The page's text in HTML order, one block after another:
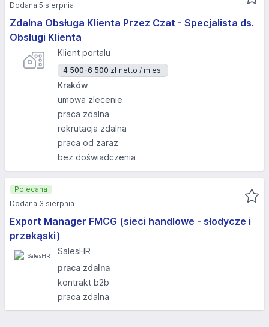
Zdalna Obsługa Klienta Przez Czat - Specjalista ds.
Obsługi Klienta
Klient portalu
4 500-6 500 zł netto / mies.
Kraków
umowa zlecenie
praca zdalna
rekrutacja zdalna
praca od zaraz
bez doświadczenia
Dodana 5 sierpnia
Export Manager FMCG (sieci handlowe - słodycze i
przekąski)
SalesHR
praca zdalna
kontrakt b2b
praca zdalna
Polecana
Dodana 3 sierpnia